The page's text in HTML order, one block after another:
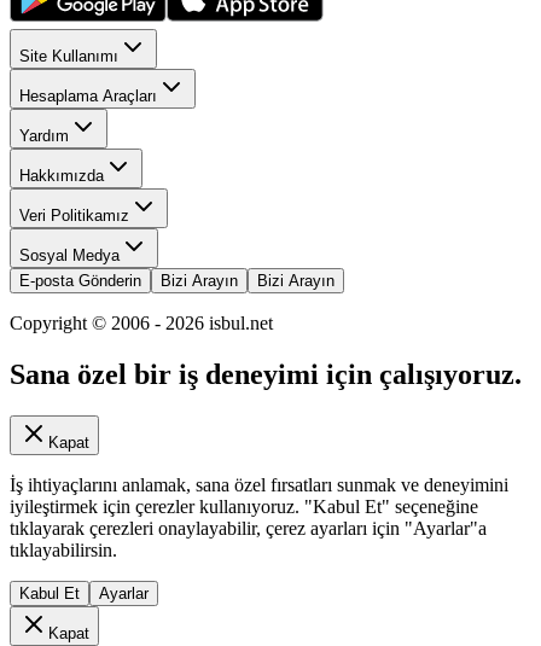
Site Kullanımı
Hesaplama Araçları
Yardım
Hakkımızda
Veri Politikamız
Sosyal Medya
E-posta Gönderin
Bizi Arayın Bizi Arayın
Copyright © 2006 - 2026 isbul.net
Sana özel bir iş deneyimi için çalışıyoruz.
Kapat
İş ihtiyaçlarını anlamak, sana özel fırsatları sunmak ve deneyimini
iyileştirmek için çerezler kullanıyoruz. "Kabul Et" seçeneğine
tıklayarak çerezleri onaylayabilir, çerez ayarları için "Ayarlar"a
tıklayabilirsin.
Kabul Et Ayarlar
Kapat